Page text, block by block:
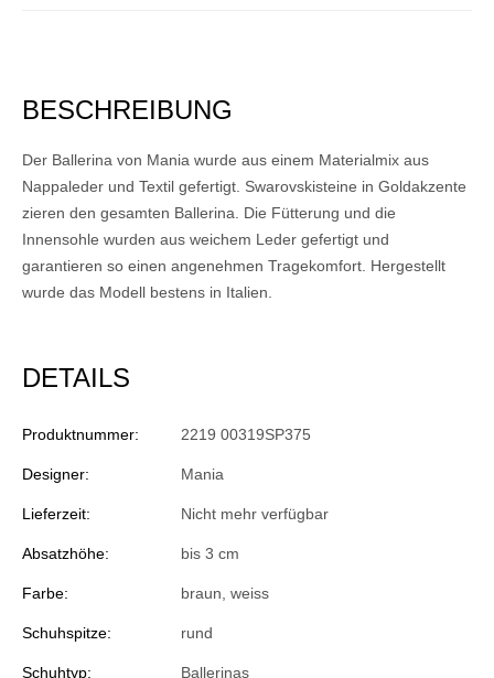
BESCHREIBUNG
Der Ballerina von Mania wurde aus einem Materialmix aus
Nappaleder und Textil gefertigt. Swarovskisteine in Goldakzente
zieren den gesamten Ballerina. Die Fütterung und die
Innensohle wurden aus weichem Leder gefertigt und
garantieren so einen angenehmen Tragekomfort. Hergestellt
wurde das Modell bestens in Italien.
DETAILS
Produktnummer: 2219 00319SP375
Designer: Mania
Lieferzeit: Nicht mehr verfügbar
Absatzhöhe: bis 3 cm
Farbe: braun , weiss
Schuhspitze: rund
Schuhtyp: Ballerinas